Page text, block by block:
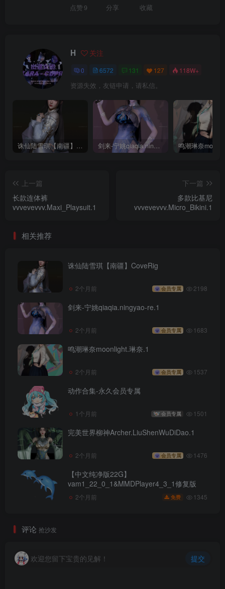
点赞 9 分享 收藏
H 关注
0 6572 131 127 118W+
资源失效，友链申请，请私信。
诛仙陆雪琪【南疆】CoveRig 剑来-宁姚qiaqia.ningyao-re.1
上一篇
长款连体裤
vvvevevvv.Maxi_Playsuit.1
下一篇
多款比基尼
vvvevevvv.Micro_Bikini.1
相关推荐
诛仙陆雪琪【南疆】CoveRig
2个月前 会员专属 2198
剑来-宁姚qiaqia.ningyao-re.1
2个月前 会员专属 1683
鸣潮琳奈moonlight.琳奈.1
2个月前 会员专属 1537
动作合集-永久会员专属
1个月前 会员专属 1501
完美世界柳神Archer.LiuShenWuDiDao.1
2个月前 会员专属 1476
【中文纯净版22G】
vam1_22_0_1&MMDPlayer4_3_1修复版
2个月前 免费 1345
评论 抢沙发
欢迎您留下宝贵的见解！ 提交